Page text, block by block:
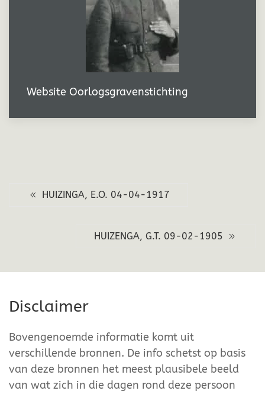
Website Oorlogsgravenstichting
HUIZINGA, E.O. 04-04-1917
HUIZENGA, G.T. 09-02-1905
Disclaimer
Bovengenoemde informatie komt uit
verschillende bronnen. De info schetst op basis
van deze bronnen het meest plausibele beeld
van wat zich in die dagen rond deze persoon